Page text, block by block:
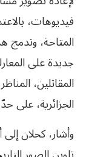
فيديوهات،
المتاحة،
جديدة على
المقاتلين،
الجزائرية، على
وأشار، كحلان